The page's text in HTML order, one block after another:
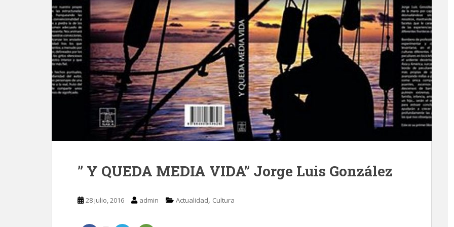
” Y QUEDA MEDIA VIDA” Jorge Luis González
28 julio, 2016 admin Actualidad, Cultura